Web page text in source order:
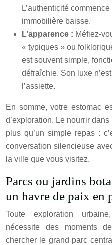
L’authenticité
immobilière baisse.
L’apparence : Méfiez-
« typiques » ou
est souvent simple,
défraîchie. Son luxe
l’assiette.
En somme, votre estomac
d’exploration. Le nourrir
plus qu’un simple repas :
conversation silencieuse
la ville que vous visitez.
Parcs ou jardins
un havre de paix en
Toute exploration
nécessite des moments
chercher le grand parc